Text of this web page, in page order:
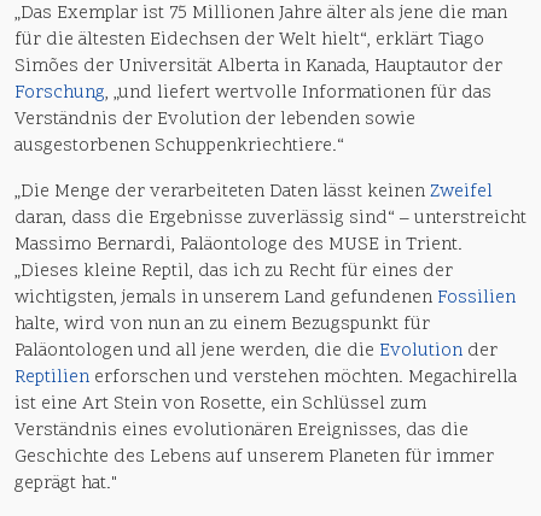
„Das Exemplar ist 75 Millionen Jahre älter als jene die man
für die ältesten Eidechsen der Welt hielt“, erklärt Tiago
Simões der Universität Alberta in Kanada, Hauptautor der
Forschung, „und liefert wertvolle Informationen für das
Verständnis der Evolution der lebenden sowie
ausgestorbenen Schuppenkriechtiere.“
„Die Menge der verarbeiteten Daten lässt keinenZweifel
daran, dass die Ergebnisse zuverlässig sind“ – unterstreicht
Massimo Bernardi, Paläontologe des MUSE in Trient.
„Dieses kleine Reptil, das ich zu Recht für eines der
wichtigsten, jemals in unserem Land gefundenen Fossilien
halte, wird von nun an zu einem Bezugspunkt für
Paläontologen und all jene werden, die die Evolution der
Reptilien erforschen und verstehen möchten. Megachirella
ist eine Art Stein von Rosette, ein Schlüssel zum
Verständnis eines evolutionären Ereignisses, das die
Geschichte des Lebens auf unserem Planeten für immer
geprägt hat."